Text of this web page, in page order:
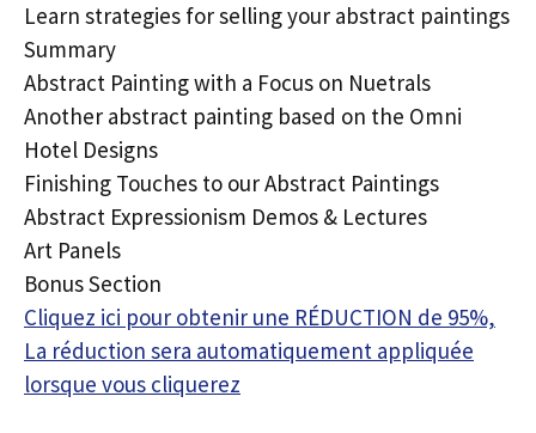
Learn strategies for selling your abstract paintings
Summary
Abstract Painting with a Focus on Nuetrals
Another abstract painting based on the Omni
Hotel Designs
Finishing Touches to our Abstract Paintings
Abstract Expressionism Demos & Lectures
Art Panels
Bonus Section
Cliquez ici pour obtenir une RÉDUCTION de 95%,
La réduction sera automatiquement appliquée
lorsque vous cliquerez